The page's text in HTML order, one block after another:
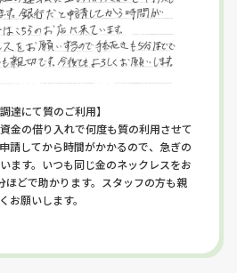
達にて質のご利用】
金の借り入れで何度も質の利用させて
請してから時間がかかるので、急ぎの
ます。いつも同じ金のネックレスをお
ほどで助かります。スタッフの方も親
お願いします。